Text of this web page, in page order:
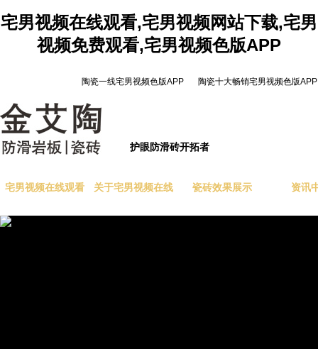
宅男视频在线观看,宅男视频网站下载,宅男
视频免费观看,宅男视频色版APP
陶瓷一线宅男视频色版APP 陶瓷十大畅销宅男视频色版APP
护眼防滑砖开拓者
宅男视频在线观看 关于宅男视频在线 瓷砖效果展示 资讯